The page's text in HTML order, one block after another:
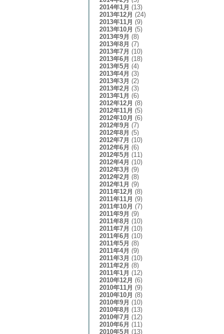
2014年1月 (13)
2013年12月 (24)
2013年11月 (9)
2013年10月 (5)
2013年9月 (8)
2013年8月 (7)
2013年7月 (10)
2013年6月 (18)
2013年5月 (4)
2013年4月 (3)
2013年3月 (2)
2013年2月 (3)
2013年1月 (6)
2012年12月 (8)
2012年11月 (5)
2012年10月 (6)
2012年9月 (7)
2012年8月 (5)
2012年7月 (10)
2012年6月 (6)
2012年5月 (11)
2012年4月 (10)
2012年3月 (9)
2012年2月 (8)
2012年1月 (9)
2011年12月 (8)
2011年11月 (9)
2011年10月 (7)
2011年9月 (9)
2011年8月 (10)
2011年7月 (10)
2011年6月 (10)
2011年5月 (8)
2011年4月 (9)
2011年3月 (10)
2011年2月 (8)
2011年1月 (12)
2010年12月 (6)
2010年11月 (9)
2010年10月 (8)
2010年9月 (10)
2010年8月 (13)
2010年7月 (12)
2010年6月 (11)
2010年5月 (13)